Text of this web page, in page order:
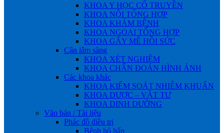
KHOA Y HỌC CỔ TRUYỀN
KHOA NỘI TỔNG HỢP
KHOA KHÁM BỆNH
KHOA NGOẠI TỔNG HỢP
KHOA GÂY MÊ HỒI SỨC
Cận lâm sàng
KHOA XÉT NGHIỆM
KHOA CHẨN ĐOÁN HÌNH ẢNH
Các khoa khác
KHOA KIỂM SOÁT NHIỄM KHUẨN
KHOA DƯỢC – VẬT TƯ
KHOA DINH DƯỠNG
Văn bản / Tài liệu
Phác đồ điều trị
Bệnh hô hấp